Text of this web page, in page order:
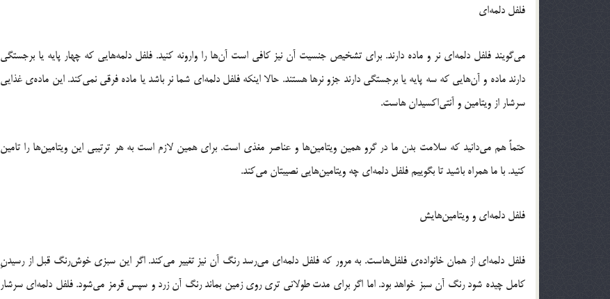
فلفل دلمه‌ای
می‌گویند فلفل دلمه‌ای نر و ماده دارند. برای تشخیص جنسیت آن نیز کافی است آن‌ها را وارونه کنید. فلفل دلمه‌هایی که چهار پایه یا برجستگی
دارند ماده و آن‌هایی که سه پایه یا برجستگی دارند جزو نرها هستند. حالا اینکه فلفل دلمه‌ای شما نر باشد یا ماده فرقی نمی‌کند. این ماده‌ی غذایی
سرشار از ویتامین و آنتی‌اکسیدان هاست.
حتماً هم می‌دانید که سلامت بدن ما در گرو همین ویتامین‌ها و عناصر مغذی است. برای همین لازم است به هر ترتیبی این ویتامین‌ها را تامین
کنید. با ما همراه باشید تا بگوییم فلفل دلمه‌ای چه ویتامین‌هایی نصیبتان می‌کند.
فلفل دلمه‌ای و ویتامین‌هایش
فلفل دلمه‌ای از همان خانواده‌ی فلفل‌هاست. به مرور که فلفل دلمه‌ای می‌رسد رنگ آن نیز تغییر می‌کند. اگر این سبزی خوش‌رنگ قبل از رسیدنِ
کامل چیده شود رنگ آن سبز خواهد بود. اما اگر برای مدت طولانی تری روی زمین بماند رنگ آن زرد و سپس قرمز می‌شود. فلفل دلمه‌ای سرشار